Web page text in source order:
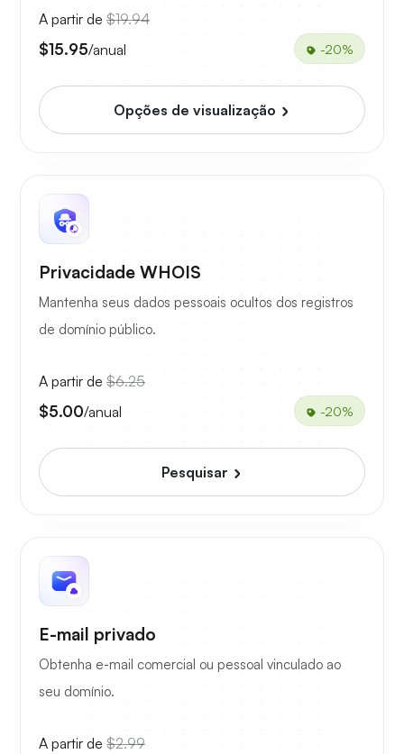
A partir de $19.94
$15.95/anual -20%
Opções de visualização
Privacidade WHOIS
Mantenha seus dados pessoais ocultos dos registros
de domínio público.
A partir de $6.25
$5.00/anual -20%
Pesquisar
E-mail privado
Obtenha e-mail comercial ou pessoal vinculado ao
seu domínio.
A partir de $2.99